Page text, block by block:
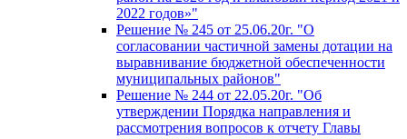
2022 годов»"
Решение № 245 от 25.06.20г. "О
согласовании частичной замены дотации на
выравнивание бюджетной обеспеченности
муниципальных районов"
Решение № 244 от 22.05.20г. "Об
утверждении Порядка направления и
рассмотрения вопросов к отчету Главы